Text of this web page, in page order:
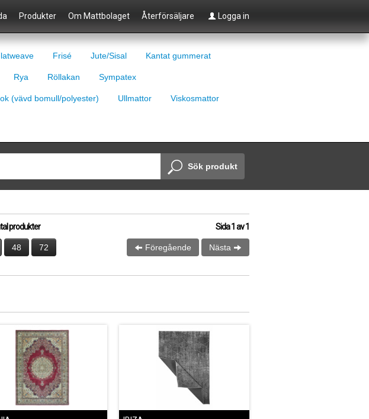
Produkter Om Mattbolaget Återförsäljare Logga in
Frisé Jute/Sisal Kantat gummerat
Rya Röllakan Sympatex
(vävd bomull/polyester) Ullmattor Viskosmattor
Sök produkt
produkter
48 72
Sida1 av1
Föregående Nästa